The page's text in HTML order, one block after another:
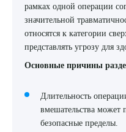
рамках одной операции
значительной
относятся к категории
представлять угрозу для
Основные причины
Длительность
вмешательства может
безопасные пределы.